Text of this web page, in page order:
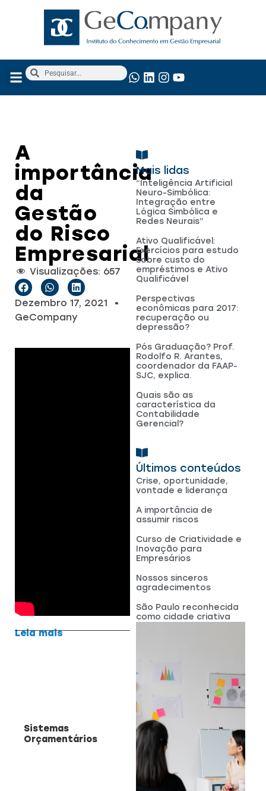
A
importância
da
Gestão
do Risco
Empresarial
Visualizações: 657
Dezembro 17, 2021
GeCompany
Leia mais
Sistemas
Orçamentários
Mais lidas
Últimos conteúdos
Crise, oportunidade,
vontade e liderança
A importância de
assumir riscos
Curso de Criatividade e
Inovação para
Empresários
Nossos sinceros
agradecimentos
São Paulo reconhecida
como cidade criativa
“Inteligência Artificial
Neuro-Simbólica:
Integração entre
Lógica Simbólica e
Redes Neurais”
Ativo Qualificável:
Exercícios para estudo
sobre custo do
empréstimos e Ativo
Qualificável
Perspectivas
econômicas para 2017:
recuperação ou
depressão?
Pós Graduação? Prof.
Rodolfo R. Arantes,
coordenador da FAAP-
SJC, explica.
Quais são as
característica da
Contabilidade
Gerencial?